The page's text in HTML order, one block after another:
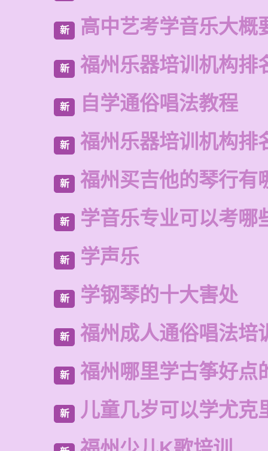
新 高中艺考学音乐大概
新 福州乐器培训机构排
新 自学通俗唱法教程
新 福州乐器培训机构排
新 福州买吉他的琴行有
新 学音乐专业可以考哪
新 学声乐
新 学钢琴的十大害处
新 福州成人通俗唱法培
新 福州哪里学古筝好点
新 儿童几岁可以学尤克